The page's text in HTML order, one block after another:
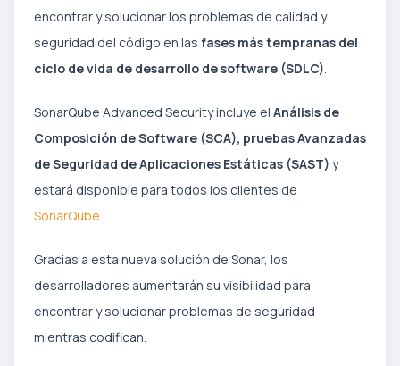
encontrar y solucionar los problemas de calidad y
seguridad del código en las fases más tempranas del
ciclo de vida de desarrollo de software (SDLC).
SonarQube Advanced Security incluye el Análisis de
Composición de Software (SCA), pruebas Avanzadas
de Seguridad de Aplicaciones Estáticas (SAST) y
estará disponible para todos los clientes de
SonarQube.
Gracias a esta nueva solución de Sonar, los
desarrolladores aumentarán su visibilidad para
encontrar y solucionar problemas de seguridad
mientras codifican.